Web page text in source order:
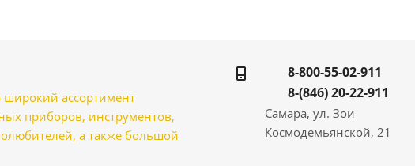
широкий ассортимент
приборов, инструментов,
а также большой
8-800-55-02-911
8-(846) 20-22-911
Самара, ул. Зои
Космодемьянской, 21